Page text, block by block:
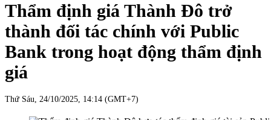
Thẩm định giá Thành Đô trở
thành đối tác chính với Public
Bank trong hoạt động thẩm định
giá
Thứ Sáu, 24/10/2025, 14:14 (GMT+7)